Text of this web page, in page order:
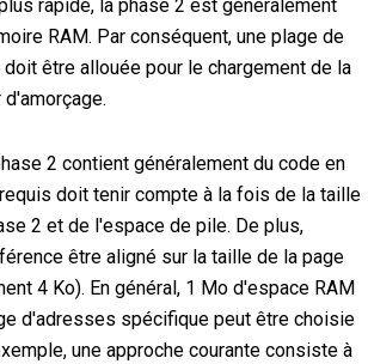
rapide, la phase 2 est généralement
RAM. Par conséquent, une plage de
être allouée pour le chargement de la
2 contient généralement du code en
doit tenir compte à la fois de la taille
2 et de l'espace de pile. De plus,
être aligné sur la taille de la page
4 Ko). En général, 1 Mo d'espace RAM
d'adresses spécifique peut être choisie
une approche courante consiste à